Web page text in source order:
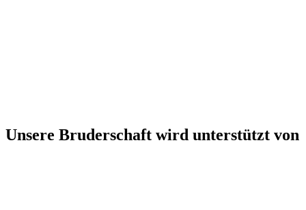
Unsere Bruderschaft wird unterstützt von